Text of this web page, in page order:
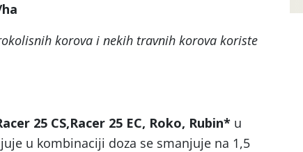
korova i nekih travnih korova koriste
25 CS,Racer 25 EC, Roko, Rubin* u
u kombinaciji doza se smanjuje na 1,5